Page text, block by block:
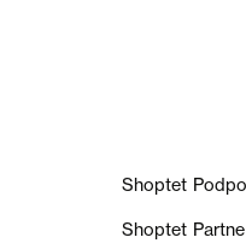
Shoptet
Shoptet